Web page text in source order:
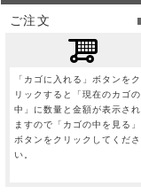
ご注文
「カゴに入れる」ボタンをク
リックすると「現在のカゴの
中」に数量と金額が表示され
ますので「カゴの中を見る」
ボタンをクリックしてくださ
い。